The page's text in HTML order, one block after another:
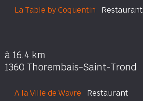
La Table by Coquentin Restaurant
à 16.4 km
1360 Thorembais-Saint-Trond
A la Ville de Wavre Restaurant